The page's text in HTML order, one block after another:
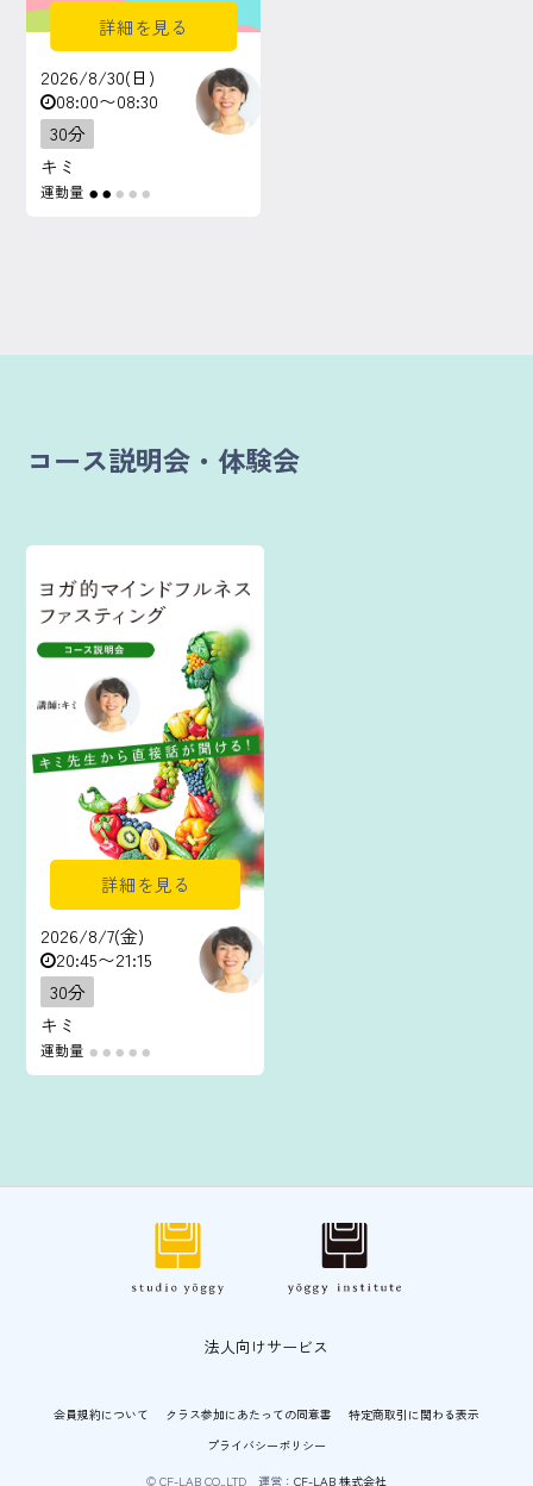
詳細を見る
2026/8/30(日)
08:00〜08:30
30分
キミ
運動量 ● ● ● ● ●
コース説明会・体験会
詳細を見る
2026/8/7(金)
20:45〜21:15
30分
キミ
運動量 ● ● ● ● ●
法人向けサービス
会員規約について クラス参加にあたっての同意書
特定商取引に関わる表示
プライバシーポリシー
© CF-LAB CO.,LTD 運営： CF-LAB 株式会社